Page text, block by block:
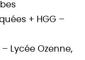
+ HGG –
Lycée Ozenne,